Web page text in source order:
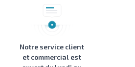
Notre service client
et commercial est